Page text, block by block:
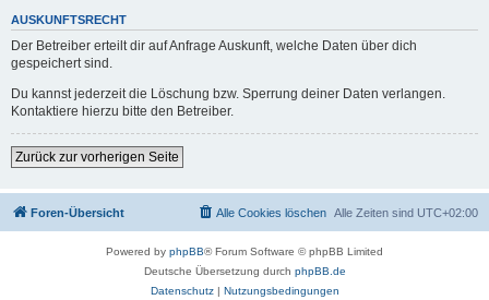
AUSKUNFTSRECHT
Der Betreiber erteilt dir auf Anfrage Auskunft, welche Daten über dich
gespeichert sind.
Du kannst jederzeit die Löschung bzw. Sperrung deiner Daten verlangen.
Kontaktiere hierzu bitte den Betreiber.
Zurück zur vorherigen Seite
Foren-Übersicht Alle Zeiten sind UTC+02:00
Alle Cookies löschen
Powered by phpBB® Forum Software © phpBB Limited
Deutsche Übersetzung durch phpBB.de
Datenschutz| Nutzungsbedingungen